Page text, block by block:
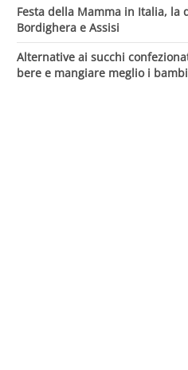
Festa della Mamma in Italia, la
Bordighera e Assisi
Alternative ai succhi
bere e mangiare meglio i